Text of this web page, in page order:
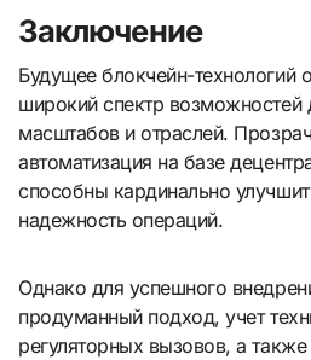
Заключение
Будущее блокчейн-технологий
широкий спектр возможностей
масштабов и отраслей.
автоматизация на базе
способны кардинально
надежность операций.
Однако для успешного
продуманный подход, учет
регуляторных вызовов, а